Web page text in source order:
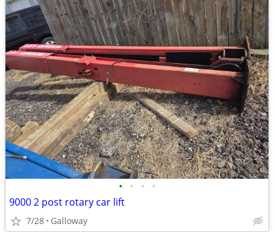
• • • •
9000 2 post rotary car lift
7/28 Galloway